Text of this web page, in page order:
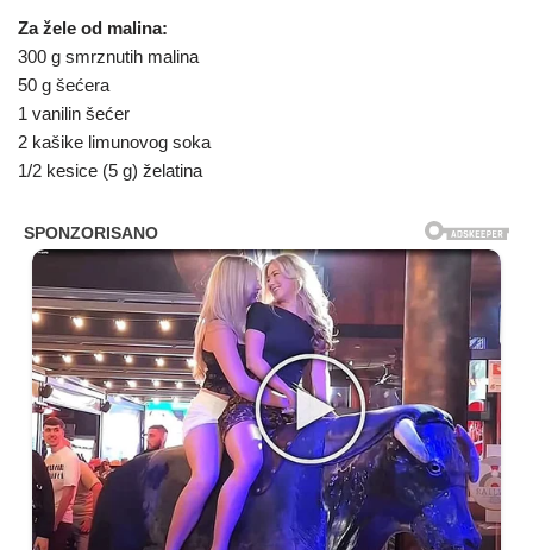
Za žele od malina:
300 g smrznutih malina
50 g šećera
1 vanilin šećer
2 kašike limunovog soka
1/2 kesice (5 g) želatina